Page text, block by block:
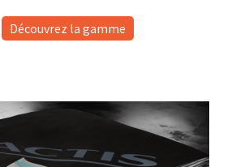
Découvrez la gamme